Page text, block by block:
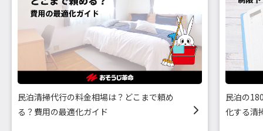
民泊清掃代行の料金相場は？どこまで頼め
る？費用の最適化ガイド
民泊の
化する清